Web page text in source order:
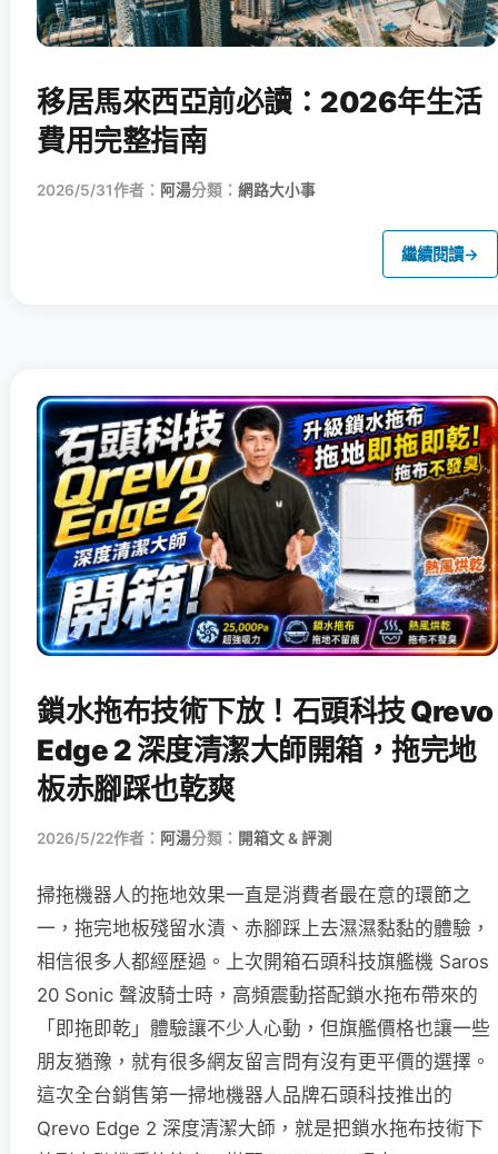
移居馬來西亞前必讀：2026年生活
費用完整指南
2026/5/31作者： 阿湯分類： 網路大小事
繼續閱讀→
鎖水拖布技術下放！石頭科技 Qrevo
Edge 2 深度清潔大師開箱，拖完地
板赤腳踩也乾爽
2026/5/22作者： 阿湯分類： 開箱文 & 評測
掃拖機器人的拖地效果一直是消費者最在意的環節之
一，拖完地板殘留水漬、赤腳踩上去濕濕黏黏的體驗，
相信很多人都經歷過。上次開箱石頭科技旗艦機 Saros
20 Sonic 聲波騎士時，高頻震動搭配鎖水拖布帶來的
「即拖即乾」體驗讓不少人心動，但旗艦價格也讓一些
朋友猶豫，就有很多網友留言問有沒有更平價的選擇。
這次全台銷售第一掃地機器人品牌石頭科技推出的
Qrevo Edge 2 深度清潔大師，就是把鎖水拖布技術下